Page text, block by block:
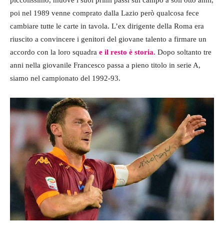
poi nel 1989 venne comprato dalla Lazio però qualcosa fece
cambiare tutte le carte in tavola. L’ex dirigente della Roma era
riuscito a convincere i genitori del giovane talento a firmare un
accordo con la loro squadra e il resto è storia. Dopo soltanto tre
anni nella giovanile Francesco passa a pieno titolo in serie A,
siamo nel campionato del 1992-93.